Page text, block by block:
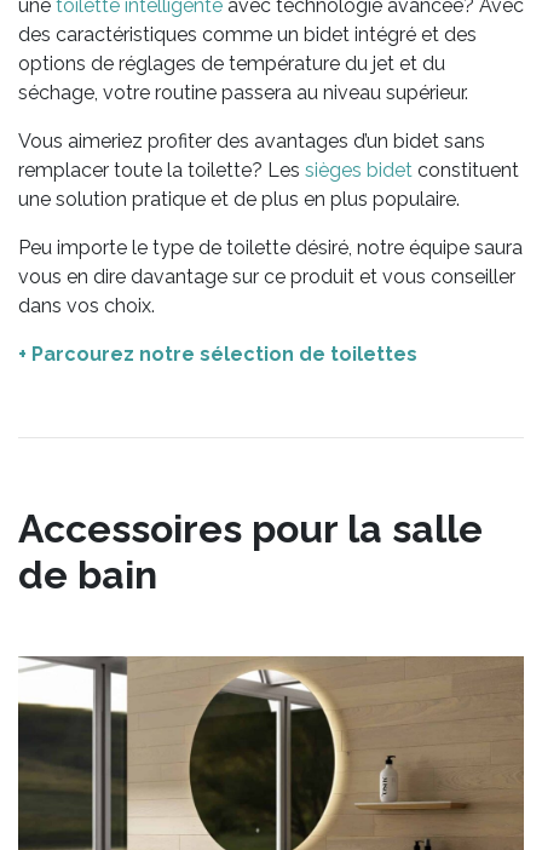
une toilette intelligente avec technologie avancée? Avec
des caractéristiques comme un bidet intégré et des
options de réglages de température du jet et du
séchage, votre routine passera au niveau supérieur.
Vous aimeriez profiter des avantages d’un bidet sans
remplacer toute la toilette? Les sièges bidet constituent
une solution pratique et de plus en plus populaire.
Peu importe le type de toilette désiré, notre équipe saura
vous en dire davantage sur ce produit et vous conseiller
dans vos choix.
+ Parcourez notre sélection de toilettes
Accessoires pour la salle
de bain